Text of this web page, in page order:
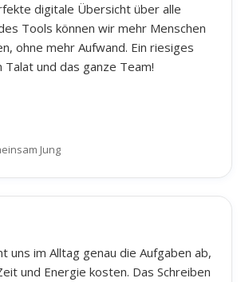
digitale Übersicht über alle
Tools können wir mehr Menschen
ohne mehr Aufwand. Ein riesiges
Talat und das ganze Team!
Jung
uns im Alltag genau die Aufgaben ab,
und Energie kosten. Das Schreiben